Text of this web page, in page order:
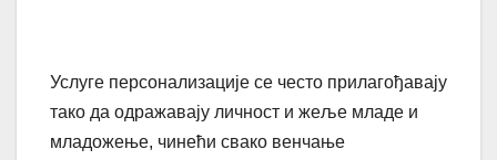
Услуге персонализације се често прилагођавају
тако да одражавају личност и жеље младе и
младожење, чинећи свако венчање